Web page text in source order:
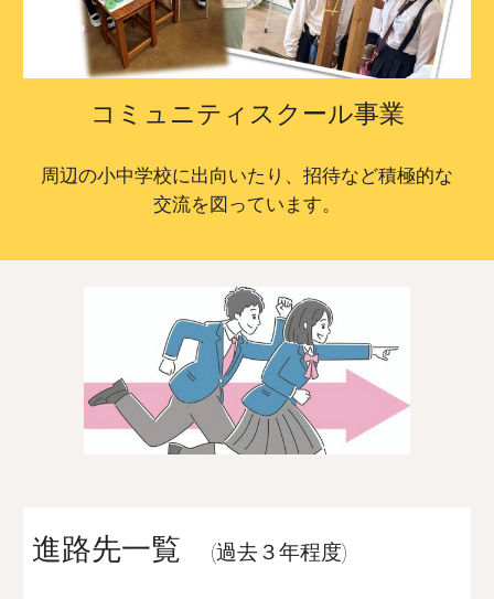
コミュニティスクール事業
周辺の小中学校に出向いたり、招待など積極的な
交流を図っています。
進路先一覧 (過去３年程度)